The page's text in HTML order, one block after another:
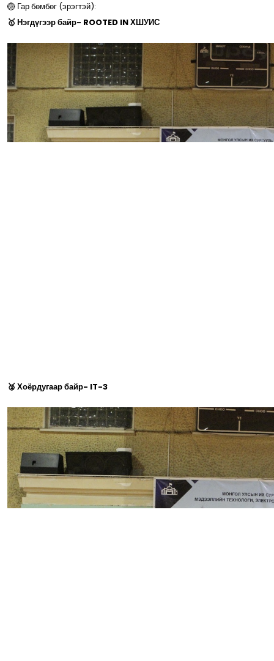
🏐 Гар бөмбөг (эрэгтэй):
🥇 Нэгдүгээр байр- ROOTED IN ХШУИС
🥈 Хоёрдугаар байр- IT-3